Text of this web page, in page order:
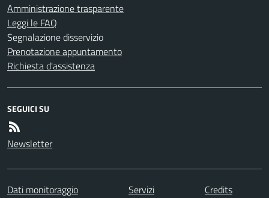
Amministrazione trasparente
Leggi le FAQ
Segnalazione disservizio
Prenotazione appuntamento
Richiesta d'assistenza
SEGUICI SU
Newsletter
Dati monitoraggio Servizi
Credits